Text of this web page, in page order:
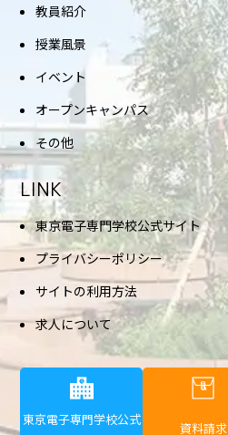
教員紹介
授業風景
イベント
オープンキャンパス
その他
LINK
東京電子専門学校公式サイト
プライバシーポリシー
サイトの利用方法
求人について
東京電子専門学校公式
資料請求